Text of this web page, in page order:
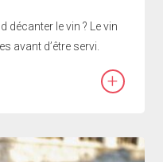
décanter le vin ? Le vin
avant d’être servi.
+